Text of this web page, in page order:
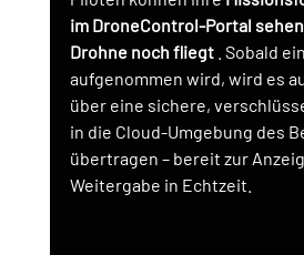
im DroneControl-Portal
Drohne noch fliegt . Sobald
aufgenommen wird, wird es
über eine sichere,
in die Cloud-Umgebung des
übertragen – bereit zur
Weitergabe in Echtzeit.